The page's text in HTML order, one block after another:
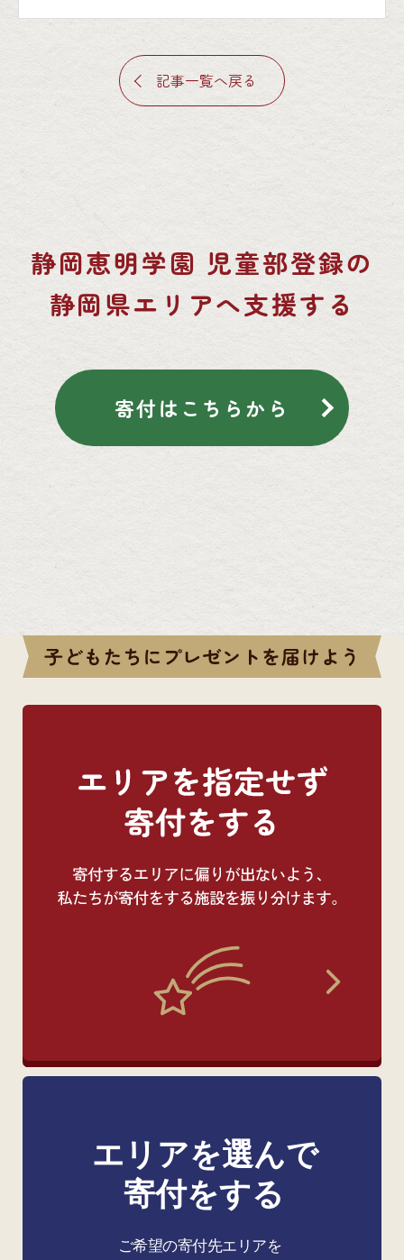
記事一覧へ戻る
静岡恵明学園 児童部登録の
静岡県エリアへ支援する
寄付はこちらから